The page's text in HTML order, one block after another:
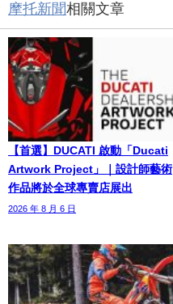
摩托新聞相關文章
【首選】DUCATI 啟動「Ducati
Artwork Project」｜設計師藝術
作品將於全球專賣店展出
2026 年 8 月 6 日